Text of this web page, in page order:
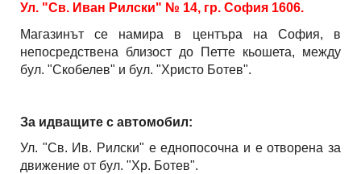
Ул. "Св. Иван Рилски" № 14, гр. София 1606.
Магазинът се намира в центъра на София, в
непосредствена близост до Петте кьошета, между
бул. "Скобелев" и бул. "Христо Ботев".
За идващите с автомобил:
Ул. "Св. Ив. Рилски" е еднопосочна и е отворена за
движение от бул. "Хр. Ботев".